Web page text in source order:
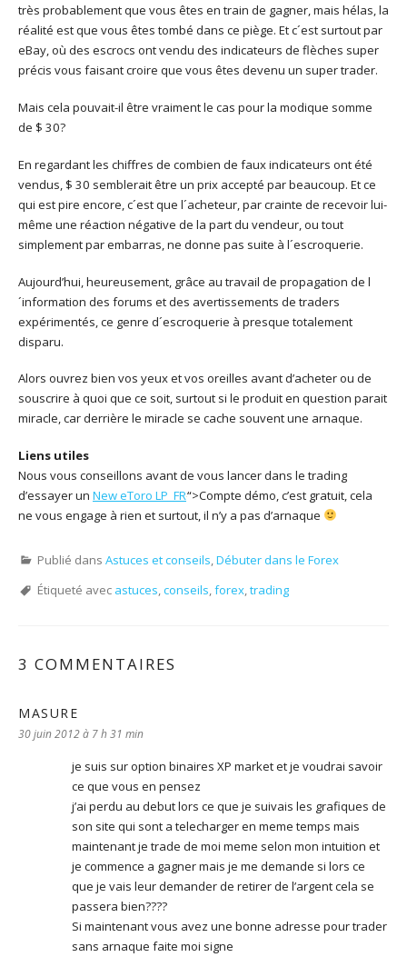
très probablement que vous êtes en train de gagner, mais hélas, la
réalité est que vous êtes tombé dans ce piège. Et c´est surtout par
eBay, où des escrocs ont vendu des indicateurs de flèches super
précis vous faisant croire que vous êtes devenu un super trader.
Mais cela pouvait-il être vraiment le cas pour la modique somme
de $ 30?
En regardant les chiffres de combien de faux indicateurs ont été
vendus, $ 30 semblerait être un prix accepté par beaucoup. Et ce
qui est pire encore, c´est que l´acheteur, par crainte de recevoir lui-
même une réaction négative de la part du vendeur, ou tout
simplement par embarras, ne donne pas suite à l´escroquerie.
Aujourd’hui, heureusement, grâce au travail de propagation de l
´information des forums et des avertissements de traders
expérimentés, ce genre d´escroquerie à presque totalement
disparu.
Alors ouvrez bien vos yeux et vos oreilles avant d’acheter ou de
souscrire à quoi que ce soit, surtout si le produit en question parait
miracle, car derrière le miracle se cache souvent une arnaque.
Liens utiles
Nous vous conseillons avant de vous lancer dans le trading
d’essayer un New eToro LP_FR“>Compte démo, c’est gratuit, cela
ne vous engage à rien et surtout, il n’y a pas d’arnaque
Publié dans Astuces et conseils,Débuter dans le Forex
Étiqueté avec astuces,conseils,forex,trading
3 COMMENTAIRES
MASURE
30 juin 2012 à 7 h 31 min
je suis sur option binaires XP market et je voudrai savoir
ce que vous en pensez
j’ai perdu au debut lors ce que je suivais les grafiques de
son site qui sont a telecharger en meme temps mais
maintenant je trade de moi meme selon mon intuition et
je commence a gagner mais je me demande si lors ce
que je vais leur demander de retirer de l’argent cela se
passera bien????
Si maintenant vous avez une bonne adresse pour trader
sans arnaque faite moi signe